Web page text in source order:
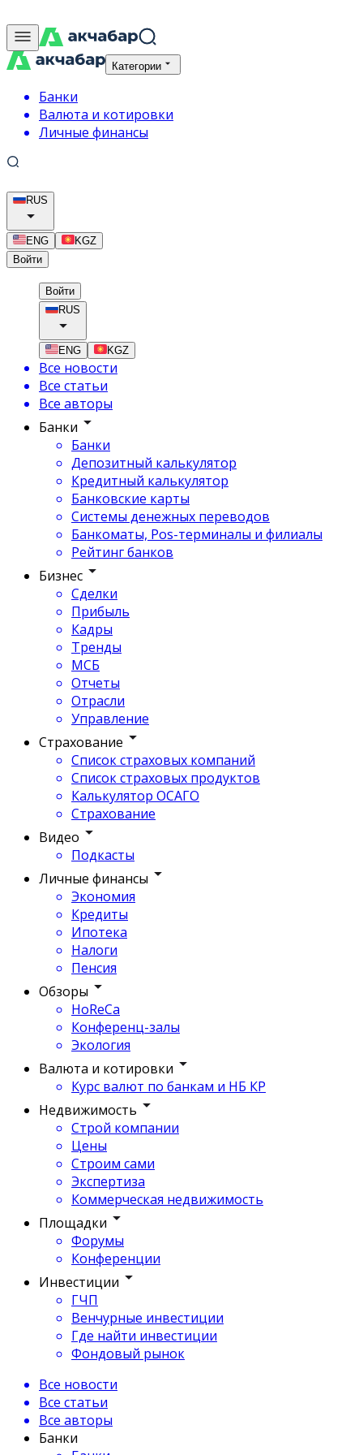
Категории
Банки
Валюта и котировки
Личные финансы
RUS
ENG
KGZ
Войти
Войти
RUS
ENG KGZ
Все новости
Все статьи
Все авторы
Банки
Банки
Депозитный калькулятор
Кредитный калькулятор
Банковские карты
Системы денежных переводов
Банкоматы, Pos-терминалы и филиалы
Рейтинг банков
Бизнес
Сделки
Прибыль
Кадры
Тренды
МСБ
Отчеты
Отрасли
Управление
Страхование
Список страховых компаний
Список страховых продуктов
Калькулятор ОСАГО
Страхование
Видео
Подкасты
Личные финансы
Экономия
Кредиты
Ипотека
Налоги
Пенсия
Обзоры
HoReCa
Конференц-залы
Экология
Валюта и котировки
Курс валют по банкам и НБ КР
Недвижимость
Строй компании
Цены
Строим сами
Экспертиза
Коммерческая недвижимость
Площадки
Форумы
Конференции
Инвестиции
ГЧП
Венчурные инвестиции
Где найти инвестиции
Фондовый рынок
Все новости
Все статьи
Все авторы
Банки